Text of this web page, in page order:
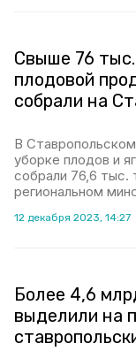
Свыше 76
плодовой
собрали на
В
уборке плодов и
собрали 76,6 тыс.
региональном
12 декабря 2023, 14:27
Более 4,6
выделили на